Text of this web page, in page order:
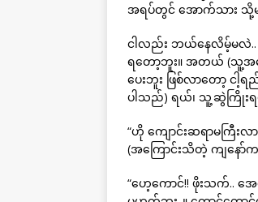
အရပ်တွင် အောက်သား သို့
ငါလည်း ဘယ်နေလိမ့်မလဲ
ရတော့ဘူး။ အတယ် (သူ့အဖ
ပေးဘူး ဖြစ်လာတော့ ငါ့
ပါသည်) ရယ်၊ သူ့ဆွဲကြိုးရယ်
“ဟို ကျောင်းဆရာမကြီး
(အကြောင်းသိတဲ့ ကျနေ
“ဟေ့ကောင်!! ဖိုးသက်.. အ